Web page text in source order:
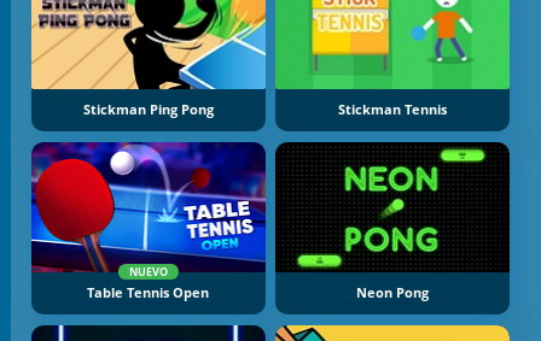
Stickman Ping Pong Stickman Tennis
NUEVO
Table Tennis Open Neon Pong